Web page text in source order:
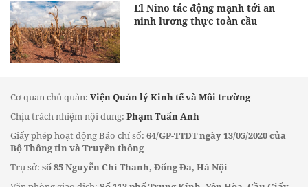
El Nino tác động mạnh tới an
ninh lương thực toàn cầu
Cơ quan chủ quản: Viện Quản lý Kinh tế và Môi trường
Chịu trách nhiệm nội dung: Phạm Tuấn Anh
Giấy phép hoạt động Báo chí số: 64/GP-TTDT ngày 13/05/2020 của
Bộ Thông tin và Truyền thông
Trụ sở: số 85 Nguyễn Chí Thanh, Đống Đa, Hà Nội